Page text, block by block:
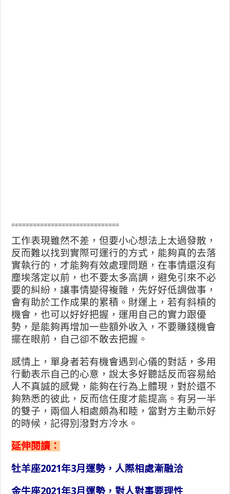
==============================
工作表現雖然不差，但要小心想法上太過發散，
反而難以找到實際可運行的方式，能夠真的去落
實執行的，才能夠有效處理問題，在事情還沒有
塵埃落定以前，也不要太多高調，避免引來不必
要的糾紛，讓事情變得複雜，先好好低調做事，
會有助於工作成果的累積。財運上，若有斜槓的
機會，也可以好好把握，運用自己的實力跟優
勢，是能夠再增加一些額外收入，不要賺錢機會
擺在眼前，自己卻不敢去把握。
感情上，單身者若有機會遇到心儀的對話，多用
行動表示自己的心意，說太多好聽話反而容易給
人不真誠的感覺，能夠在行為上體現，對於還不
夠熟悉的彼此，反而信任度才能提高。有另一半
的雙子，兩個人相處頗為和睦，當對方主動示好
的時候，記得別潑對方冷水。
延伸閱讀：
牡羊座2021年3月運勢，人際相處漸融洽
金牛座2021年3月運勢，對人對事要理性